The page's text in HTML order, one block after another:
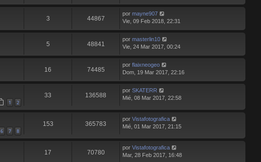
3 44867
por mayne907
Vie, 09 Feb 2018, 22:31
5 48841
por masterlin10
Vie, 24 Mar 2017, 00:24
16 74485
por flaixneogeo
Dom, 19 Mar 2017, 22:16
1 2
33 136588
por SKATERR
Mié, 08 Mar 2017, 22:58
6 7 8
153 365783
por Vistafotografica
Mié, 01 Mar 2017, 21:15
17 70780
por Vistafotografica
Mar, 28 Feb 2017, 16:48